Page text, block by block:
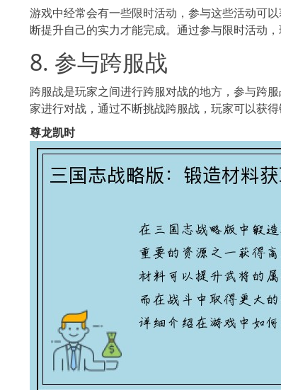
游戏中经常会有一些限时活动，参与这些活动可以
断提升自己的实力才能完成。通过参与限时活动
8. 参与跨服战
跨服战是玩家之间进行跨服对战的地方，参
家进行对战，通过不断挑战跨服战，玩家可以获
尊龙凯时